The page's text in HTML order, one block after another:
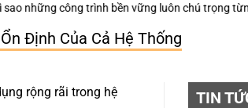
luôn chú trọng từng thiết bị điện nhỏ? Keo
Định Của Cả Hệ Thống
rộng rãi trong hệ
TIN